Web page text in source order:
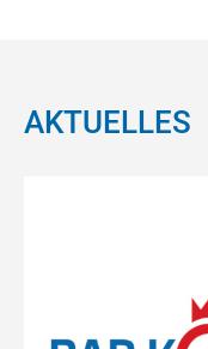
AKTUELLES